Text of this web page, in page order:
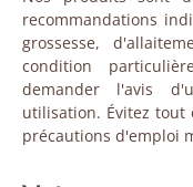
recommandations
grossesse,
condition
demander l'avis
utilisation. Évitez tout
précautions d'emploi